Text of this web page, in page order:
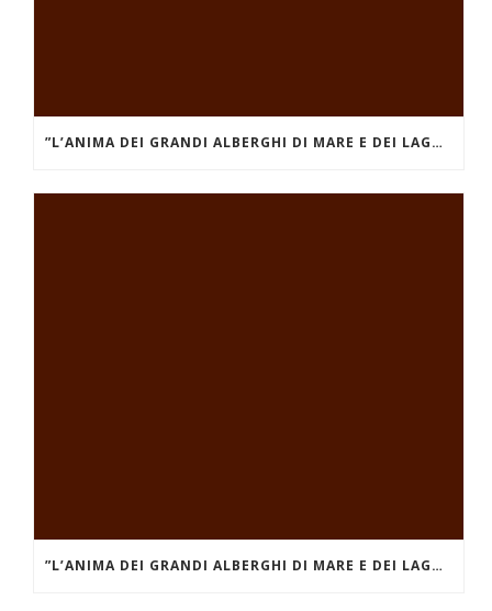
”L’ANIMA DEI GRANDI ALBERGHI DI MARE E DEI LAGHI.” GRAND HÔTEL DES ILES BORROMÉES
”L’ANIMA DEI GRANDI ALBERGHI DI MARE E DEI LAGHI.” VILLA D’ESTE SUL LAGO DI COMO